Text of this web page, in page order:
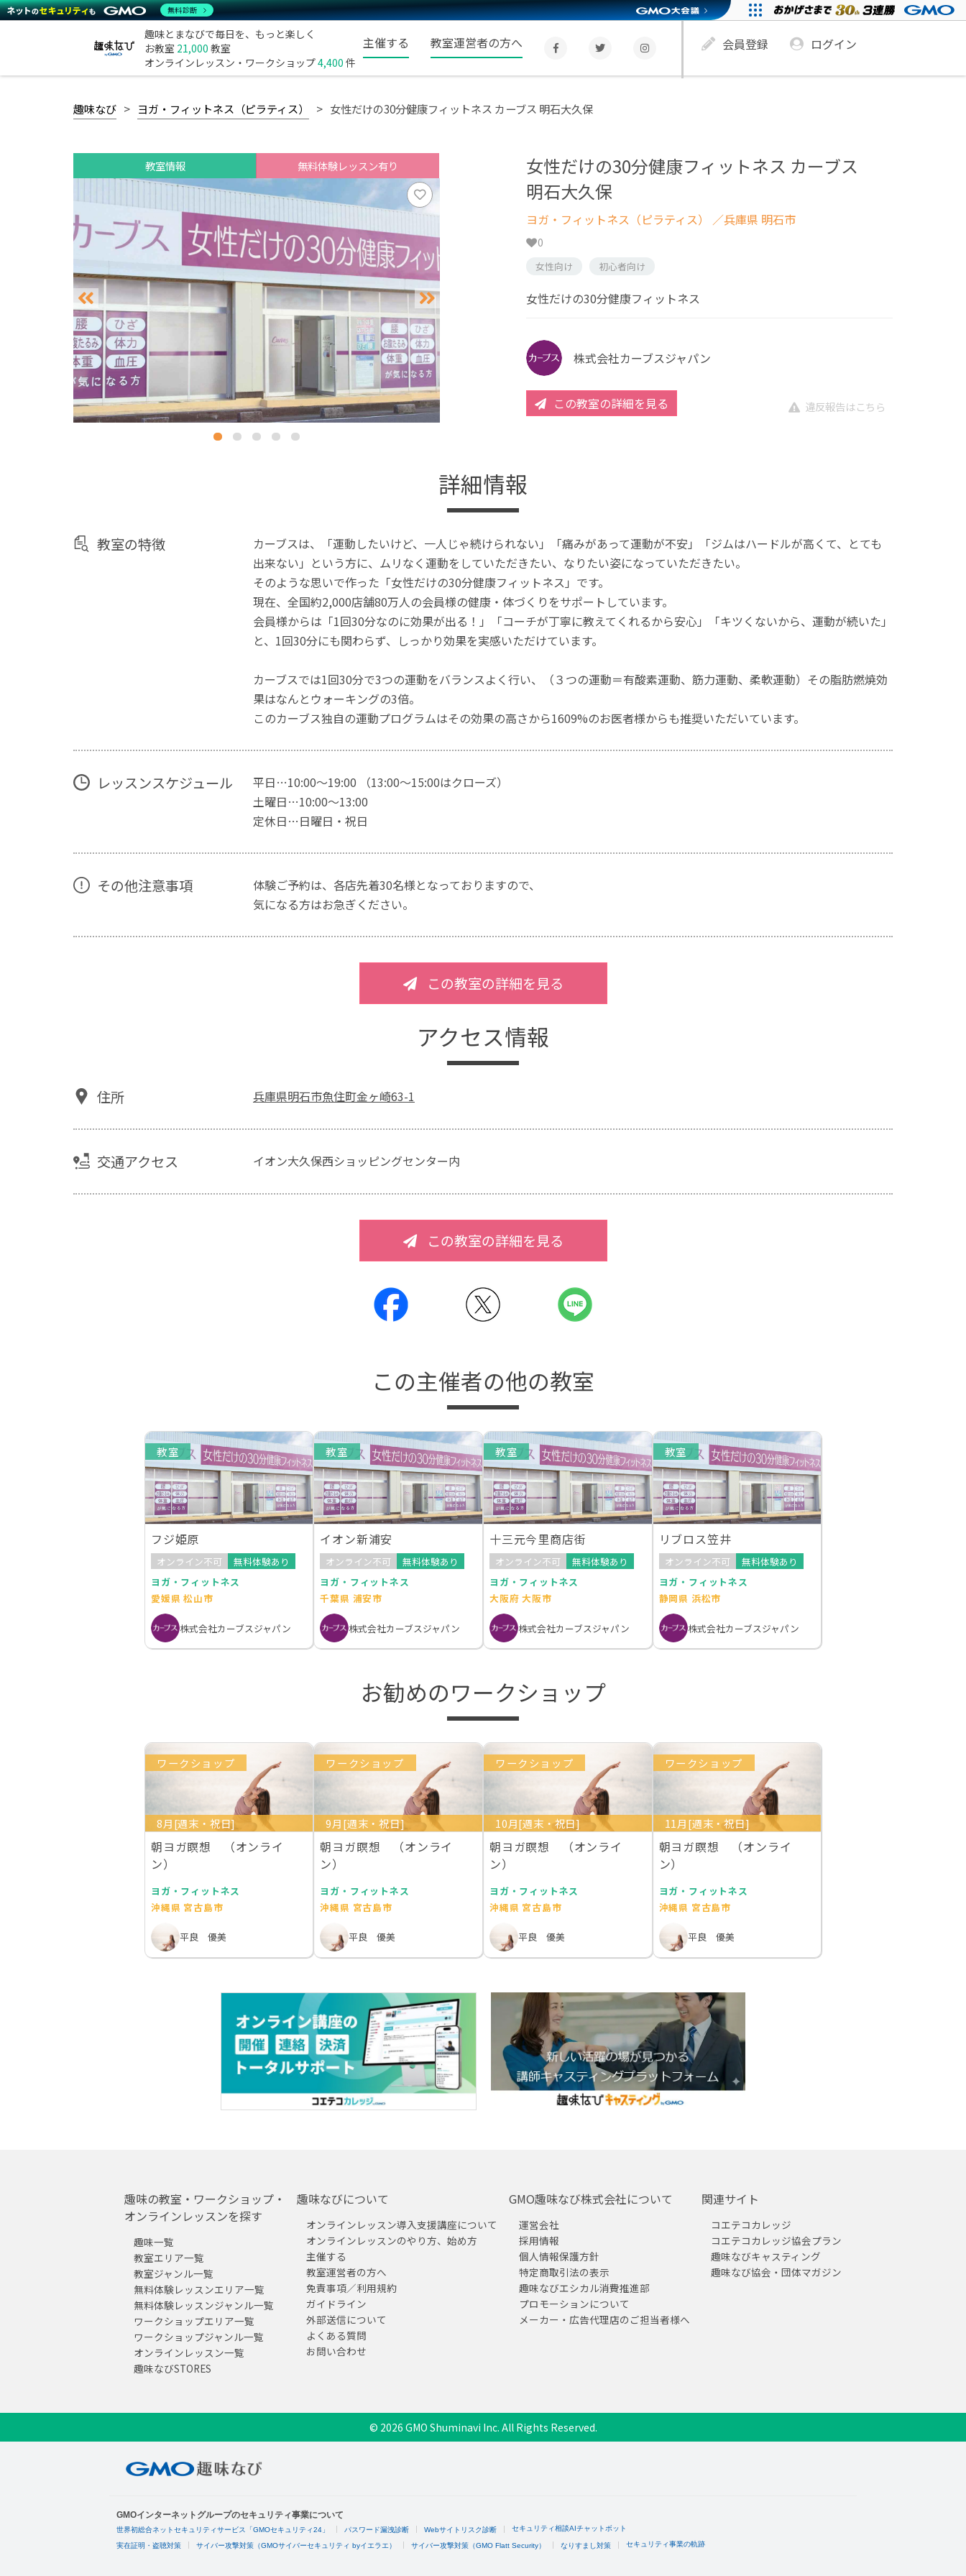
趣味とまなびで毎日を、もっと楽しく
お教室 21,000 教室
オンラインレッスン・ワークショップ4,400 件
主催する 教室運営者の方へ 会員登録 ログイン
趣味なび ヨガ・フィットネス（ピラティス） 女性だけの30分健康フィットネス カーブス 明石大久保
教室情報 無料体験レッスン有り
女性だけの30分健康フィットネス カーブス
明石大久保
ヨガ・フィットネス（ピラティス） ／兵庫県 明石市
0
女性向け 初心者向け
女性だけの30分健康フィットネス
株式会社カーブスジャパン
この教室の詳細を見る 違反報告はこちら
詳細情報
教室の特徴
カーブスは、「運動したいけど、一人じゃ続けられない」「痛みがあって運動が不安」「ジムはハードルが高くて、とても
出来ない」という方に、ムリなく運動をしていただきたい、なりたい姿になっていただきたい。
そのような思いで作った「女性だけの30分健康フィットネス」です。
現在、全国約2,000店舗80万人の会員様の健康・体づくりをサポートしています。
会員様からは「1回30分なのに効果が出る！」「コーチが丁寧に教えてくれるから安心」「キツくないから、運動が続いた」
と、1回30分にも関わらず、しっかり効果を実感いただけています。
カーブスでは1回30分で3つの運動をバランスよく行い、（３つの運動＝有酸素運動、筋力運動、柔軟運動）その脂肪燃焼効
果はなんとウォーキングの3倍。
このカーブス独自の運動プログラムはその効果の高さから1609%のお医者様からも推奨いただいています。
レッスンスケジュール
平日…10:00～19:00 （13:00～15:00はクローズ）
土曜日…10:00～13:00
定休日…日曜日・祝日
その他注意事項
体験ご予約は、各店先着30名様となっておりますので、
気になる方はお急ぎください。
この教室の詳細を見る
アクセス情報
住所 兵庫県明石市魚住町金ヶ崎63-1
交通アクセス イオン大久保西ショッピングセンター内
この教室の詳細を見る
この主催者の他の教室
教室
フジ姫原
オンライン不可
無料体験あり
ヨガ・フィットネス
愛媛県 松山市
株式会社カーブスジャパン
教室
イオン新浦安
オンライン不可
無料体験あり
ヨガ・フィットネス
千葉県 浦安市
株式会社カーブスジャパン
教室
十三元今里商店街
オンライン不可
無料体験あり
ヨガ・フィットネス
大阪府 大阪市
株式会社カーブスジャパン
教室
リブロス笠井
オンライン不可
無料体験あり
ヨガ・フィットネス
静岡県 浜松市
株式会社カーブスジャパン
お勧めのワークショップ
ワークショップ
8月[週末・祝日]
朝ヨガ瞑想 （オンライ
ン）
ヨガ・フィットネス
沖縄県 宮古島市
平良 優美
ワークショップ
9月[週末・祝日]
朝ヨガ瞑想 （オンライ
ン）
ヨガ・フィットネス
沖縄県 宮古島市
平良 優美
ワークショップ
10月[週末・祝日]
朝ヨガ瞑想 （オンライ
ン）
ヨガ・フィットネス
沖縄県 宮古島市
平良 優美
ワークショップ
11月[週末・祝日]
朝ヨガ瞑想 （オンライ
ン）
ヨガ・フィットネス
沖縄県 宮古島市
平良 優美
趣味の教室・ワークショップ・
オンラインレッスンを探す
趣味一覧
教室エリア一覧
教室ジャンル一覧
無料体験レッスンエリア一覧
無料体験レッスンジャンル一覧
ワークショップエリア一覧
ワークショップジャンル一覧
オンラインレッスン一覧
趣味なびSTORES
趣味なびについて
オンラインレッスン導入支援講座について
オンラインレッスンのやり方、始め方
主催する
教室運営者の方へ
免責事項／利用規約
ガイドライン
外部送信について
よくある質問
お問い合わせ
GMO趣味なび株式会社について
運営会社
採用情報
個人情報保護方針
特定商取引法の表示
趣味なびエシカル消費推進部
プロモーションについて
メーカー・広告代理店のご担当者様へ
関連サイト
コエテコカレッジ
コエテコカレッジ協会プラン
趣味なびキャスティング
趣味なび協会・団体マガジン
© 2026 GMO Shuminavi Inc. All Rights Reserved.
無料診断